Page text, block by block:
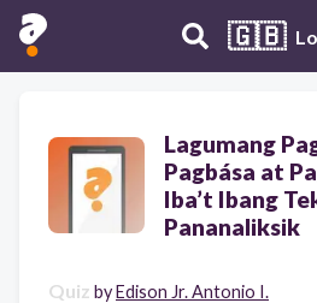
🇬🇧
Lagumang
Pagbása at
Iba’t Ibang
Pananaliksik
Quiz byEdison Jr. Antonio I.